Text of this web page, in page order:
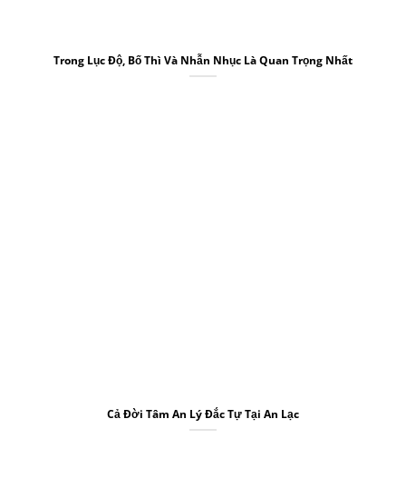
Trong Lục Độ, Bố Thì Và Nhẫn Nhục Là Quan Trọng Nhất
Cả Đời Tâm An Lý Đắc Tự Tại An Lạc